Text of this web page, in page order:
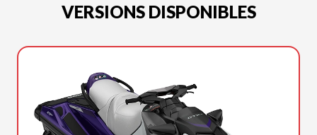
VERSIONS DISPONIBLES